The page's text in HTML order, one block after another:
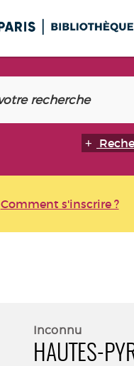
Comment s'inscrire ?
Inconnu
HAUTES-